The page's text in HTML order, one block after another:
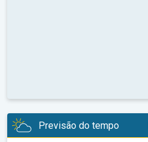
Previsão do tempo